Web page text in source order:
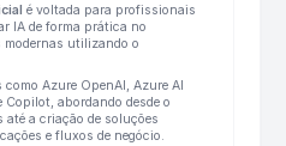
é voltada para profissionais
IA de forma prática no
modernas utilizando o
Azure OpenAI, Azure AI
abordando desde o
a criação de soluções
e fluxos de negócio.